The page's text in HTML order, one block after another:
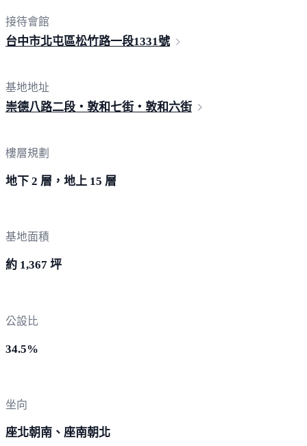
接待會館
台中市北屯區松竹路一段1331號
基地地址
崇德八路二段・敦和七街・敦和六街
樓層規劃
地下 2 層，地上 15 層
基地面積
約 1,367 坪
公設比
34.5%
坐向
座北朝南、座南朝北